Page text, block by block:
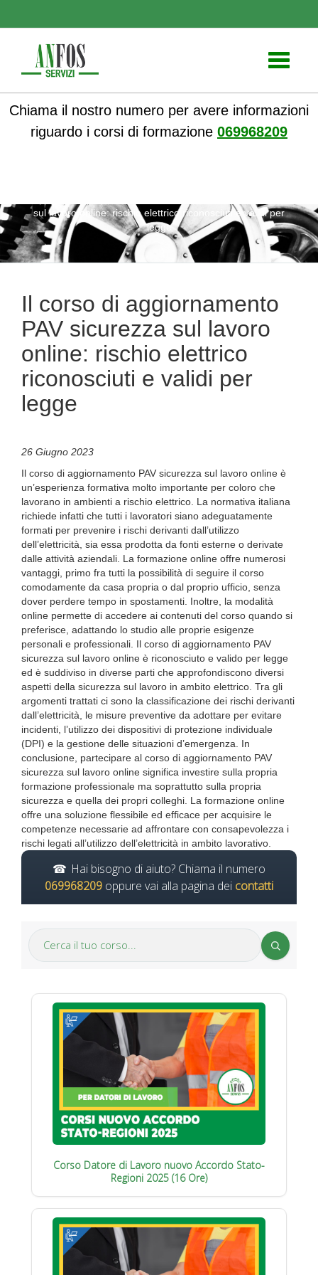
Toggle
Chiama il nostro numero per avere informazioni
riguardo i corsi di formazione 069968209
sul lavoro online: rischio elettrico riconosciuti e validi per
legge
Il corso di aggiornamento
PAV sicurezza sul lavoro
online: rischio elettrico
riconosciuti e validi per
legge
26 Giugno 2023
Il corso di aggiornamento PAV sicurezza sul lavoro online è
un’esperienza formativa molto importante per coloro che
lavorano in ambienti a rischio elettrico. La normativa italiana
richiede infatti che tutti i lavoratori siano adeguatamente
formati per prevenire i rischi derivanti dall’utilizzo
dell’elettricità, sia essa prodotta da fonti esterne o derivate
dalle attività aziendali. La formazione online offre numerosi
vantaggi, primo fra tutti la possibilità di seguire il corso
comodamente da casa propria o dal proprio ufficio, senza
dover perdere tempo in spostamenti. Inoltre, la modalità
online permette di accedere ai contenuti del corso quando si
preferisce, adattando lo studio alle proprie esigenze
personali e professionali. Il corso di aggiornamento PAV
sicurezza sul lavoro online è riconosciuto e valido per legge
ed è suddiviso in diverse parti che approfondiscono diversi
aspetti della sicurezza sul lavoro in ambito elettrico. Tra gli
argomenti trattati ci sono la classificazione dei rischi derivanti
dall’elettricità, le misure preventive da adottare per evitare
incidenti, l’utilizzo dei dispositivi di protezione individuale
(DPI) e la gestione delle situazioni d’emergenza. In
conclusione, partecipare al corso di aggiornamento PAV
sicurezza sul lavoro online significa investire sulla propria
formazione professionale ma soprattutto sulla propria
sicurezza e quella dei propri colleghi. La formazione online
offre una soluzione flessibile ed efficace per acquisire le
competenze necessarie ad affrontare con consapevolezza i
rischi legati all’utilizzo dell’elettricità in ambito lavorativo.
Hai bisogno di aiuto? Chiama il numero
069968209 oppure vai alla pagina dei contatti
Corso Datore di Lavoro nuovo Accordo Stato-
Regioni 2025 (16 Ore)